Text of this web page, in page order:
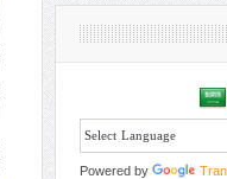
Powered by